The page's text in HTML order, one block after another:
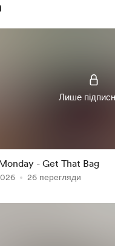
Лише
- Get That Bag
26 перегляди